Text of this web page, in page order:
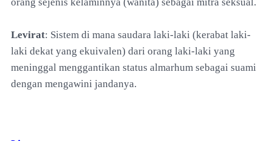
Levirat: Sistem di mana saudara laki-laki (kerabat laki-
laki dekat yang ekuivalen) dari orang laki-laki yang
meninggal menggantikan status almarhum sebagai suami
dengan mengawini jandanya.